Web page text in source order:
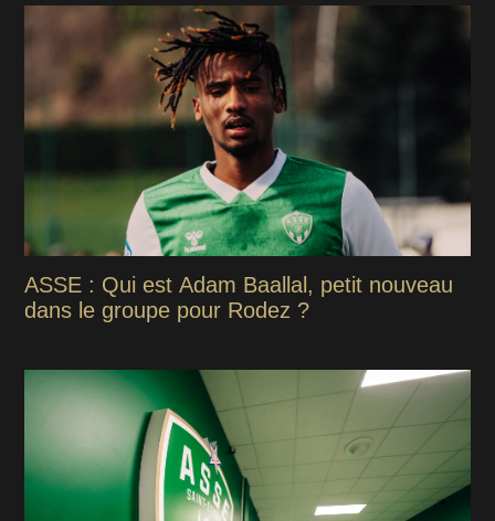
ASSE : Qui est Adam Baallal, petit nouveau
dans le groupe pour Rodez ?